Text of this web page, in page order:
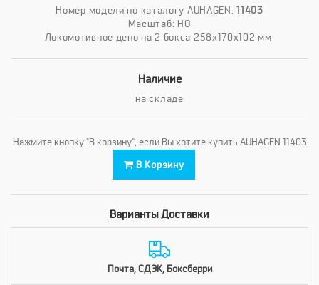
Номер модели по каталогу AUHAGEN:11403
Масштаб: HO
Локомотивное депо на 2 бокса 258x170x102 мм.
Наличие
на складе
Нажмите кнопку "В корзину", если Вы хотите купить AUHAGEN 11403
В Корзину
Варианты Доставки
Почта, СДЭК, Боксберри